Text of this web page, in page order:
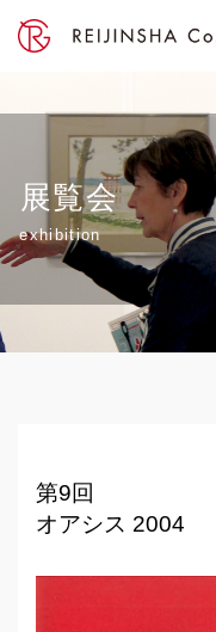
展覧会
exhibition
第9回
オアシス 2004